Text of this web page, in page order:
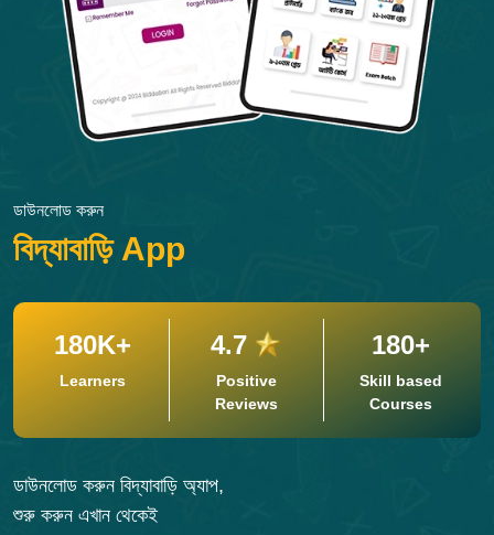
ডাউনলোড করুন
বিদ্যাবাড়ি App
180K+
Learners
4.7
Positive
Reviews
180+
Skill based
Courses
ডাউনলোড করুন বিদ্যাবাড়ি অ্যাপ,
শুরু করুন এখান থেকেই